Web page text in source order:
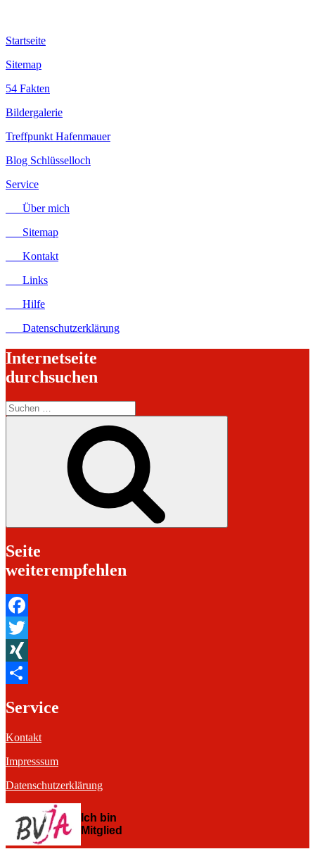
Startseite
Sitemap
54 Fakten
Bildergalerie
Treffpunkt Hafenmauer
Blog Schlüsselloch
Service
Über mich
Sitemap
Kontakt
Links
Hilfe
Datenschutzerklärung
Internetseite
durchsuchen
Suchen
nach:
Seite
weiterempfehlen
Facebook
Twitter
XING
Service
Kontakt
Impresssum
Datenschutzerklärung
Ich bin
Mitglied